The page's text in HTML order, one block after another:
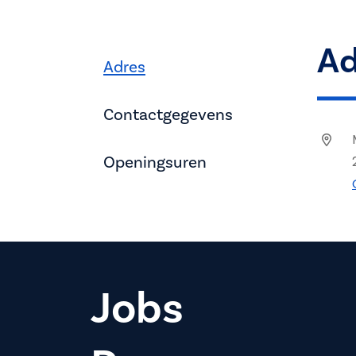
Adres
Contactgegevens
Openingsuren
Jobs